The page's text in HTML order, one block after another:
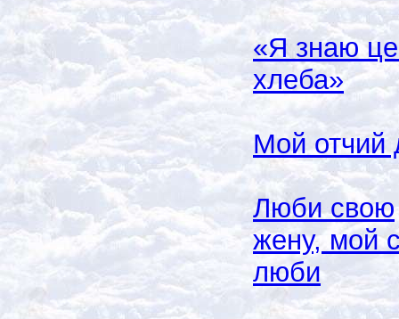
«Я знаю
хлеба»
Мой отчий
Люби свою
жену, мой
люби